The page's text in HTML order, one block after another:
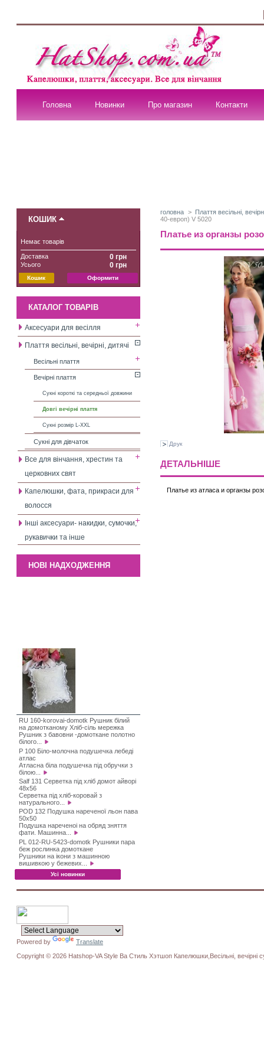
Головна Новинки Про магазин Контакти
КОШИК
Немає товарів
Доставка 0 грн
Усього 0 грн
Кошик Оформити
КАТАЛОГ ТОВАРІВ
Аксесуари для весілля
Плаття весільні, вечірні, дитячі
Весільні плаття
Вечірні плаття
Сукні короткі та середньої довжини
Довгі вечірні плаття
Сукні розмір L-XXL
Сукні для дівчаток
Все для вінчання, хрестин та
церковних свят
Капелюшки, фата, прикраси для
волосся
Інші аксесуари- накидки, сумочки,
рукавички та інше
НОВІ НАДХОДЖЕННЯ
RU 160-korovai-domotk Рушник білий
на домотканому Хліб-сіль мережка
Рушник з бавовни -домоткане полотно
білого...
P 100 Біло-молочна подушечка лебеді
атлас
Атласна біла подушечка під обручки з
білою...
Salf 131 Серветка під хліб домот айворі
48х56
Серветка під хліб-коровай з
натурального...
POD 132 Подушка нареченої льон пава
50х50
Подушка нареченоі на обряд зняття
фати. Машинна...
PL 012-RU-5423-domotk Рушники пара
беж рослинка домоткане
Рушники на ікони з машинною
вишивкою у бежевих...
Усі новинки
головна >
Плаття весільні,
40-европ) V 5020
Платье из органзы
Друк
ДЕТАЛЬНІШЕ
Платье из атласа и органзы
Powered by
Translate
Copyright © 2026 Hatshop-VA Style Ва Стиль Хэтшоп Капелюшки,Весільні, вечірні